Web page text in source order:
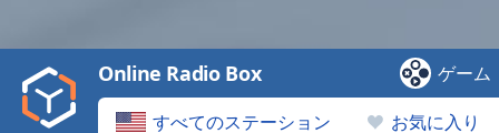
Video
Play
Backward
すべてのステーション お気に入り
Online Radio Box ゲーム